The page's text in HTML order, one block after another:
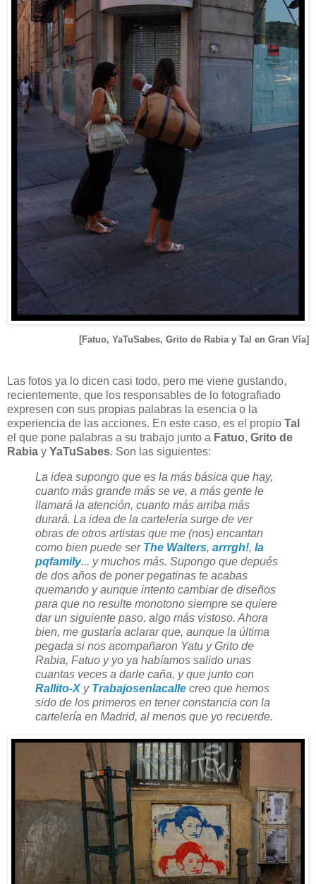
[Fatuo, YaTuSabes, Grito de Rabia y Tal en Gran Vía]
Las fotos ya lo dicen casi todo, pero me viene gustando,
recientemente, que los responsables de lo fotografiado
expresen con sus propias palabras la esencia o la
experiencia de las acciones. En este caso, es el propio Tal
el que pone palabras a su trabajo junto a Fatuo, Grito de
Rabia y YaTuSabes. Son las siguientes:
La idea supongo que es la más básica que hay,
cuanto más grande más se ve, a más gente le
llamará la atención, cuanto más arriba más
durará. La idea de la cartelería surge de ver
obras de otros artistas que me (nos) encantan
como bien puede ser The Walters, arrrgh!, la
pqfamily... y muchos más. Supongo que depués
de dos años de poner pegatinas te acabas
quemando y aunque intento cambiar de diseños
para que no resulte monotono siempre se quiere
dar un siguiente paso, algo más vistoso. Ahora
bien, me gustaría aclarar que, aunque la última
pegada si nos acompañaron Yatu y Grito de
Rabia, Fatuo y yo ya habíamos salido unas
cuantas veces a darle caña, y que junto con
Rallito-Xy Trabajosenlacalle creo que hemos
sido de los primeros en tener constancia con la
cartelería en Madrid, al menos que yo recuerde.